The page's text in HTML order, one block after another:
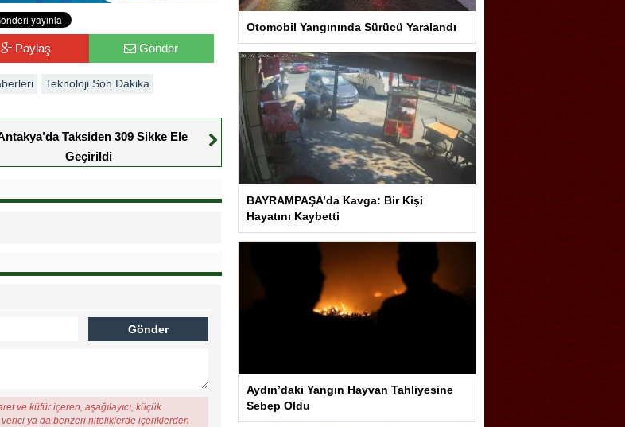
Paylaş Gönder
Teknoloji Son Dakika
Taksiden 309 Sikke Ele
Geçirildi
ve küfür içeren, aşağılayıcı, küçük
verici ya da benzeri niteliklerde içeriklerden
Otomobil Yangınında Sürücü Yaralandı
BAYRAMPAŞA’da Kavga: Bir Kişi
Hayatını Kaybetti
Aydın’daki Yangın Hayvan Tahliyesine
Sebep Oldu